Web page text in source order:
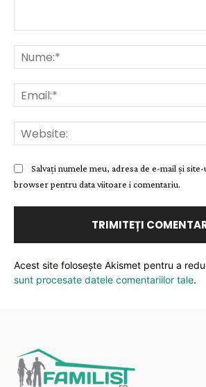
Salvați numele meu, adresa de e-mail și
browser pentru data viitoare i comentariu.
Acest site folosește Akismet pentru a
sunt procesate datele comentariilor tale.